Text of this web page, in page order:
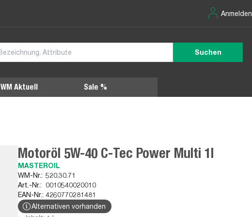
Anmelden
Suchen
WM Aktuell Sale %
Motoröl 5W-40 C-Tec Power Multi 1l
MASTEROIL
WM-Nr.: 520.30.71
Art.-Nr.: 0010540020010
EAN-Nr.: 4260770281481
Alternativen vorhanden